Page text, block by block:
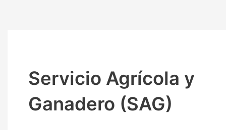
Servicio Agrícola y
Ganadero (SAG)